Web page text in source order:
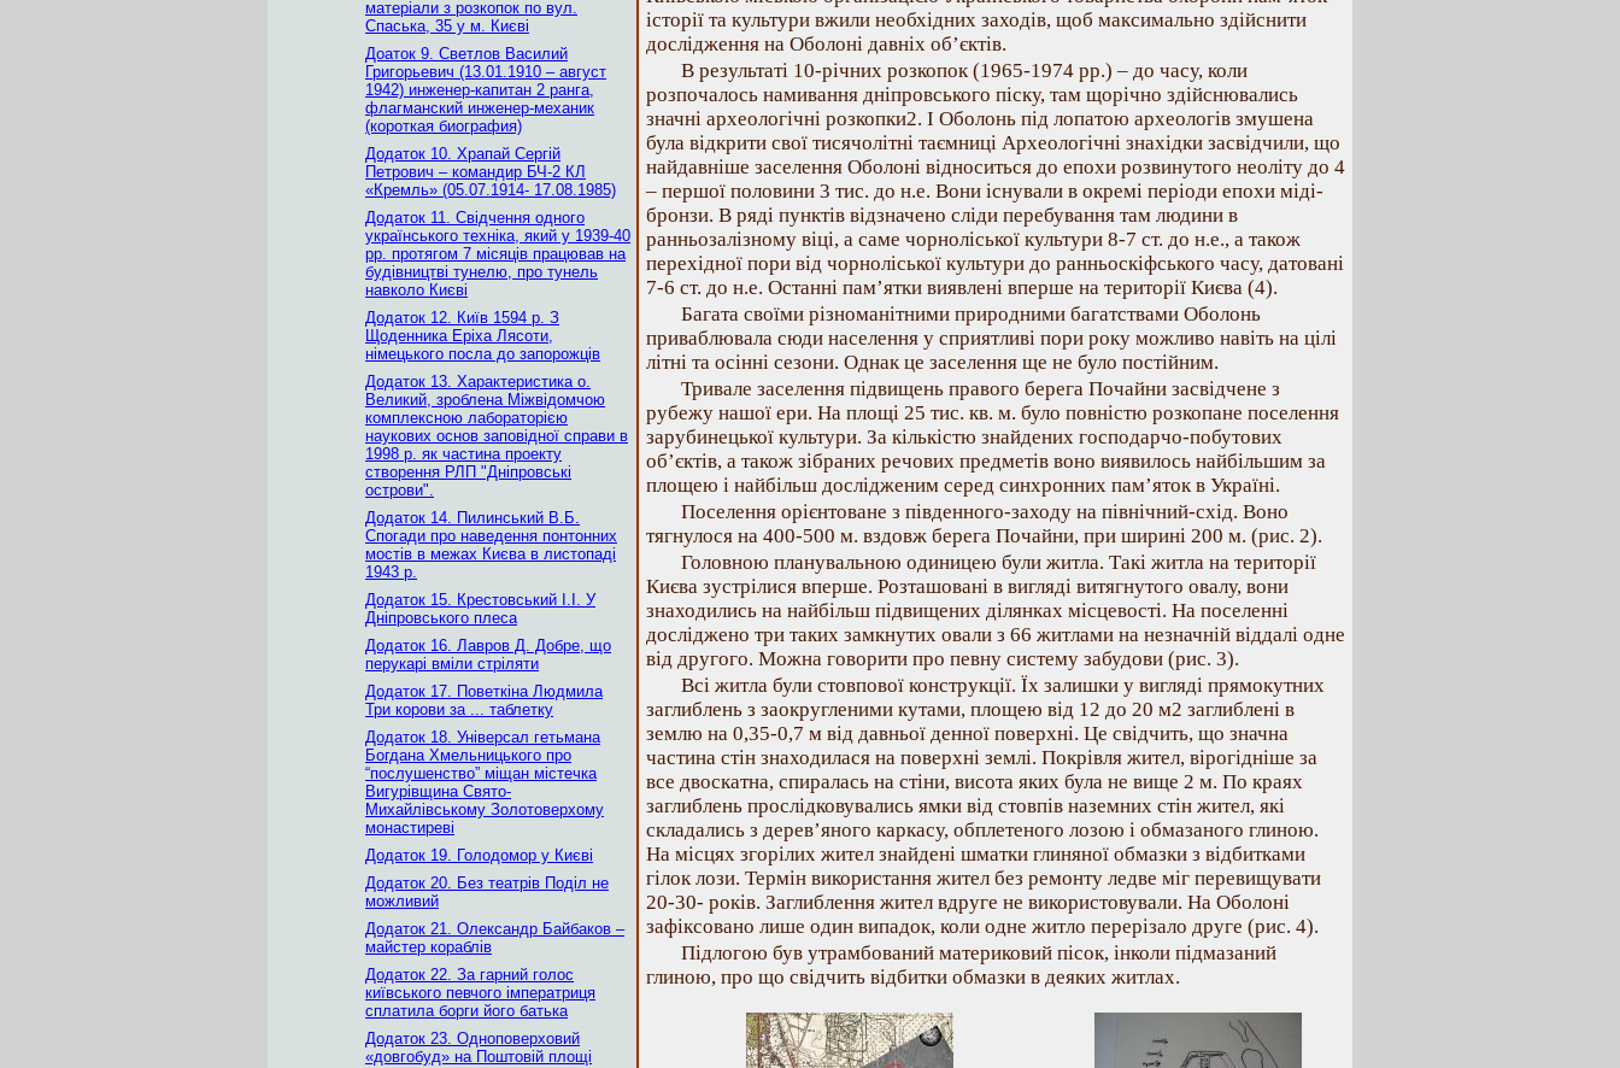
матеріали з розкопок по вул.
Спаська, 35 у м. Києві
Доаток 9. Светлов Василий
Григорьевич (13.01.1910 – август
1942) инженер-капитан 2 ранга,
флагманский инженер-механик
(короткая биография)
Додаток 10. Храпай Сергій
Петрович – командир БЧ-2 КЛ
«Кремль» (05.07.1914- 17.08.1985)
Додаток 11. Свідчення одного
українського техніка, який у 1939-40
рр. протягом 7 місяців працював на
будівництві тунелю, про тунель
навколо Києві
Додаток 12. Київ 1594 р. З
Щоденника Еріха Лясоти,
німецького посла до запорожців
Додаток 13. Характеристика о.
Великий, зроблена Міжвідомчою
комплексною лабораторією
наукових основ заповідної справи в
1998 р. як частина проекту
створення РЛП "Дніпровські
острови".
Додаток 14. Пилинський В.Б.
Спогади про наведення понтонних
мостів в межах Києва в листопаді
1943 р.
Додаток 15. Крестовський І.І. У
Дніпровського плеса
Додаток 16. Лавров Д. Добре, що
перукарі вміли стріляти
Додаток 17. Поветкіна Людмила
Три корови за ... таблетку
Додаток 18. Універсал гетьмана
Богдана Хмельницького про
“послушенство” міщан містечка
Вигурівщина Свято-
Михайлівському Золотоверхому
монастиреві
Додаток 19. Голодомор у Києві
Додаток 20. Без театрів Поділ не
можливий
Додаток 21. Олександр Байбаков –
майстер кораблів
Додаток 22. За гарний голос
київського певчого імператриця
сплатила борги його батька
Додаток 23. Одноповерховий
«довгобуд» на Поштовій площі
історії та культури вжили необхідних заходів, щоб максимально здійснити
дослідження на Оболоні давніх об’єктів.
В результаті 10-річних розкопок (1965-1974 рр.) – до часу, коли
розпочалось намивання дніпровського піску, там щорічно здійснювались
значні археологічні розкопки2. І Оболонь під лопатою археологів змушена
була відкрити свої тисячолітні таємниці Археологічні знахідки засвідчили, що
найдавніше заселення Оболоні відноситься до епохи розвинутого неоліту до 4
– першої половини 3 тис. до н.е. Вони існували в окремі періоди епохи міді-
бронзи. В ряді пунктів відзначено сліди перебування там людини в
ранньозалізному віці, а саме чорноліської культури 8-7 ст. до н.е., а також
перехідної пори від чорноліської культури до ранньоскіфського часу, датовані
7-6 ст. до н.е. Останні пам’ятки виявлені вперше на території Києва (4).
Багата своїми різноманітними природними багатствами Оболонь
приваблювала сюди населення у сприятливі пори року можливо навіть на цілі
літні та осінні сезони. Однак це заселення ще не було постійним.
Тривале заселення підвищень правого берега Почайни засвідчене з
рубежу нашої ери. На площі 25 тис. кв. м. було повністю розкопане поселення
зарубинецької культури. За кількістю знайдених господарчо-побутових
об’єктів, а також зібраних речових предметів воно виявилось найбільшим за
площею і найбільш дослідженим серед синхронних пам’яток в Україні.
Поселення орієнтоване з південного-заходу на північний-схід. Воно
тягнулося на 400-500 м. вздовж берега Почайни, при ширині 200 м. (рис. 2).
Головною планувальною одиницею були житла. Такі житла на території
Києва зустрілися вперше. Розташовані в вигляді витягнутого овалу, вони
знаходились на найбільш підвищених ділянках місцевості. На поселенні
досліджено три таких замкнутих овали з 66 житлами на незначній віддалі одне
від другого. Можна говорити про певну систему забудови (рис. 3).
Всі житла були стовпової конструкції. Їх залишки у вигляді прямокутних
заглиблень з заокругленими кутами, площею від 12 до 20 м2 заглиблені в
землю на 0,35-0,7 м від давньої денної поверхні. Це свідчить, що значна
частина стін знаходилася на поверхні землі. Покрівля жител, вірогідніше за
все двоскатна, спиралась на стіни, висота яких була не вище 2 м. По краях
заглиблень прослідковувались ямки від стовпів наземних стін жител, які
складались з дерев’яного каркасу, обплетеного лозою і обмазаного глиною.
На місцях згорілих жител знайдені шматки глиняної обмазки з відбитками
гілок лози. Термін використання жител без ремонту ледве міг перевищувати
20-30- років. Заглиблення жител вдруге не використовували. На Оболоні
зафіксовано лише один випадок, коли одне житло перерізало друге (рис. 4).
Підлогою був утрамбований материковий пісок, інколи підмазаний
глиною, про що свідчить відбитки обмазки в деяких житлах.